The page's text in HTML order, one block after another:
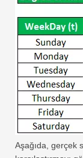
Aşağıda, gerçek